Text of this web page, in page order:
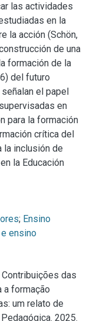
las actividades
en la
la acción (Schön,
de una
formación de la
del futuro
el papel
en
para la formación
crítica del
la inclusión de
la Educación
; Ensino
ensino
Contribuições das
a formação
um relato de
2025.